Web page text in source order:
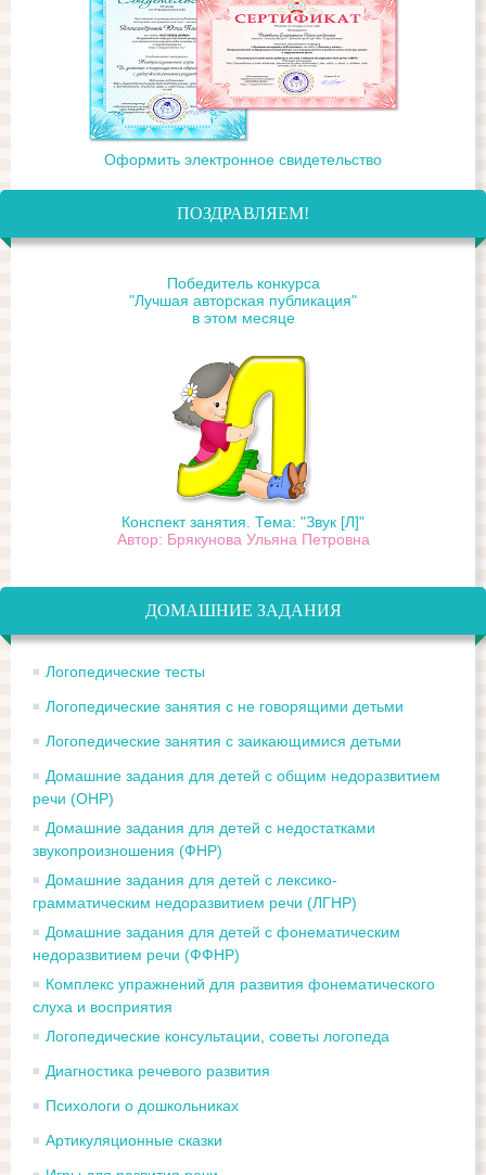
Оформить электронное свидетельство
ПОЗДРАВЛЯЕМ!
Победитель конкурса
"Лучшая авторская публикация"
в этом месяце
Конспект занятия. Тема: "Звук [Л]"
Автор: Брякунова Ульяна Петровна
ДОМАШНИЕ ЗАДАНИЯ
Логопедические тесты
Логопедические занятия с не говорящими детьми
Логопедические занятия с заикающимися детьми
Домашние задания для детей с общим недоразвитием
речи (ОНР)
Домашние задания для детей с недостатками
звукопроизношения (ФНР)
Домашние задания для детей с лексико-
грамматическим недоразвитием речи (ЛГНР)
Домашние задания для детей с фонематическим
недоразвитием речи (ФФНР)
Комплекс упражнений для развития фонематического
слуха и восприятия
Логопедические консультации, советы логопеда
Диагностика речевого развития
Психологи о дошкольниках
Артикуляционные сказки